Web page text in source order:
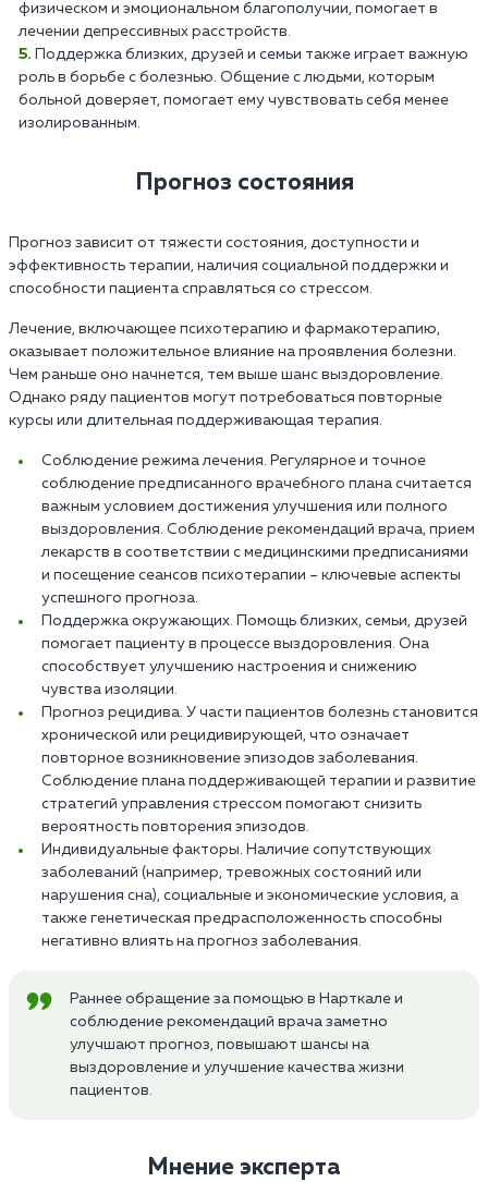
физическом и эмоциональном благополучии, помогает в
лечении депрессивных расстройств.
Поддержка близких, друзей и семьи также играет важную
роль в борьбе с болезнью. Общение с людьми, которым
больной доверяет, помогает ему чувствовать себя менее
изолированным.
Прогноз состояния
Прогноз зависит от тяжести состояния, доступности и
эффективность терапии, наличия социальной поддержки и
способности пациента справляться со стрессом.
Лечение, включающее психотерапию и фармакотерапию,
оказывает положительное влияние на проявления болезни.
Чем раньше оно начнется, тем выше шанс выздоровление.
Однако ряду пациентов могут потребоваться повторные
курсы или длительная поддерживающая терапия.
Соблюдение режима лечения. Регулярное и точное
соблюдение предписанного врачебного плана считается
важным условием достижения улучшения или полного
выздоровления. Соблюдение рекомендаций врача, прием
лекарств в соответствии с медицинскими предписаниями
и посещение сеансов психотерапии – ключевые аспекты
успешного прогноза.
Поддержка окружающих. Помощь близких, семьи, друзей
помогает пациенту в процессе выздоровления. Она
способствует улучшению настроения и снижению
чувства изоляции.
Прогноз рецидива. У части пациентов болезнь становится
хронической или рецидивирующей, что означает
повторное возникновение эпизодов заболевания.
Соблюдение плана поддерживающей терапии и развитие
стратегий управления стрессом помогают снизить
вероятность повторения эпизодов.
Индивидуальные факторы. Наличие сопутствующих
заболеваний (например, тревожных состояний или
нарушения сна), социальные и экономические условия, а
также генетическая предрасположенность способны
негативно влиять на прогноз заболевания.
Раннее обращение за помощью в Нарткале и
соблюдение рекомендаций врача заметно
улучшают прогноз, повышают шансы на
выздоровление и улучшение качества жизни
пациентов.
Мнение эксперта